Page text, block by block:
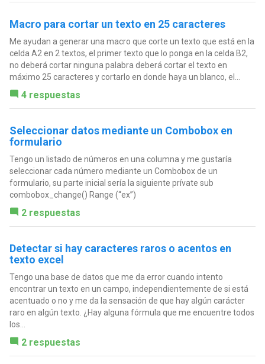
Macro para cortar un texto en 25 caracteres
Me ayudan a generar una macro que corte un texto que está en la
celda A2 en 2 textos, el primer texto que lo ponga en la celda B2,
no deberá cortar ninguna palabra deberá cortar el texto en
máximo 25 caracteres y cortarlo en donde haya un blanco, el...
4 respuestas
Seleccionar datos mediante un Combobox en
formulario
Tengo un listado de números en una columna y me gustaría
seleccionar cada número mediante un Combobox de un
formulario, su parte inicial sería la siguiente prívate sub
combobox_change() Range (“ex”)
2 respuestas
Detectar si hay caracteres raros o acentos en
texto excel
Tengo una base de datos que me da error cuando intento
encontrar un texto en un campo, independientemente de si está
acentuado o no y me da la sensación de que hay algún carácter
raro en algún texto. ¿Hay alguna fórmula que me encuentre todos
los...
2 respuestas